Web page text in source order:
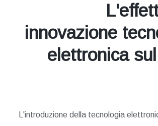
innovazione
elettronica
L'introduzione della tecnologia